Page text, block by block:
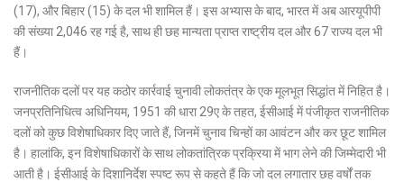
(17), और बिहार (15) के दल भी शामिल हैं। इस अभ्यास के बाद, भारत में अब आरयूपीपी
की संख्या 2,046 रह गई है, साथ ही छह मान्यता प्राप्त राष्ट्रीय दल और 67 राज्य दल भी
हैं।
राजनीतिक दलों पर यह कठोर कार्रवाई चुनावी लोकतंत्र के एक मूलभूत सिद्धांत में निहित है।
जनप्रतिनिधित्व अधिनियम, 1951 की धारा 29ए के तहत, ईसीआई में पंजीकृत राजनीतिक
दलों को कुछ विशेषाधिकार दिए जाते हैं, जिनमें चुनाव चिन्हों का आवंटन और कर छूट शामिल
है। हालांकि, इन विशेषाधिकारों के साथ लोकतांत्रिक प्रक्रिया में भाग लेने की जिम्मेदारी भी
आती है। ईसीआई के दिशानिर्देश स्पष्ट रूप से कहते हैं कि जो दल लगातार छह वर्षों तक